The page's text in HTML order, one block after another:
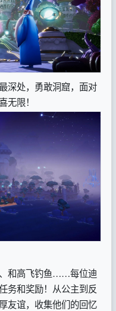
深处，勇敢洞窟，面对
无限！
和高飞钓鱼……每位迪
务和奖励！从公主到反
友谊，收集他们的回忆